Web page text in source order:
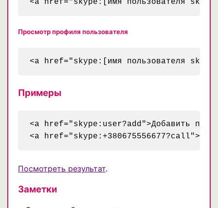
Просмотр профиля пользователя
Примеры
<a href="skype:user?add">Добавить
Посмотреть результат.
Заметки